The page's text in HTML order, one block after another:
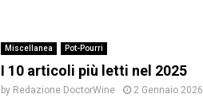
Miscellanea Pot-Pourri
I 10 articoli più letti nel 2025
by Redazione DoctorWine 2 Gennaio 2026